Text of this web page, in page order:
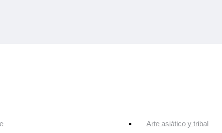
Arte asiático y tribal